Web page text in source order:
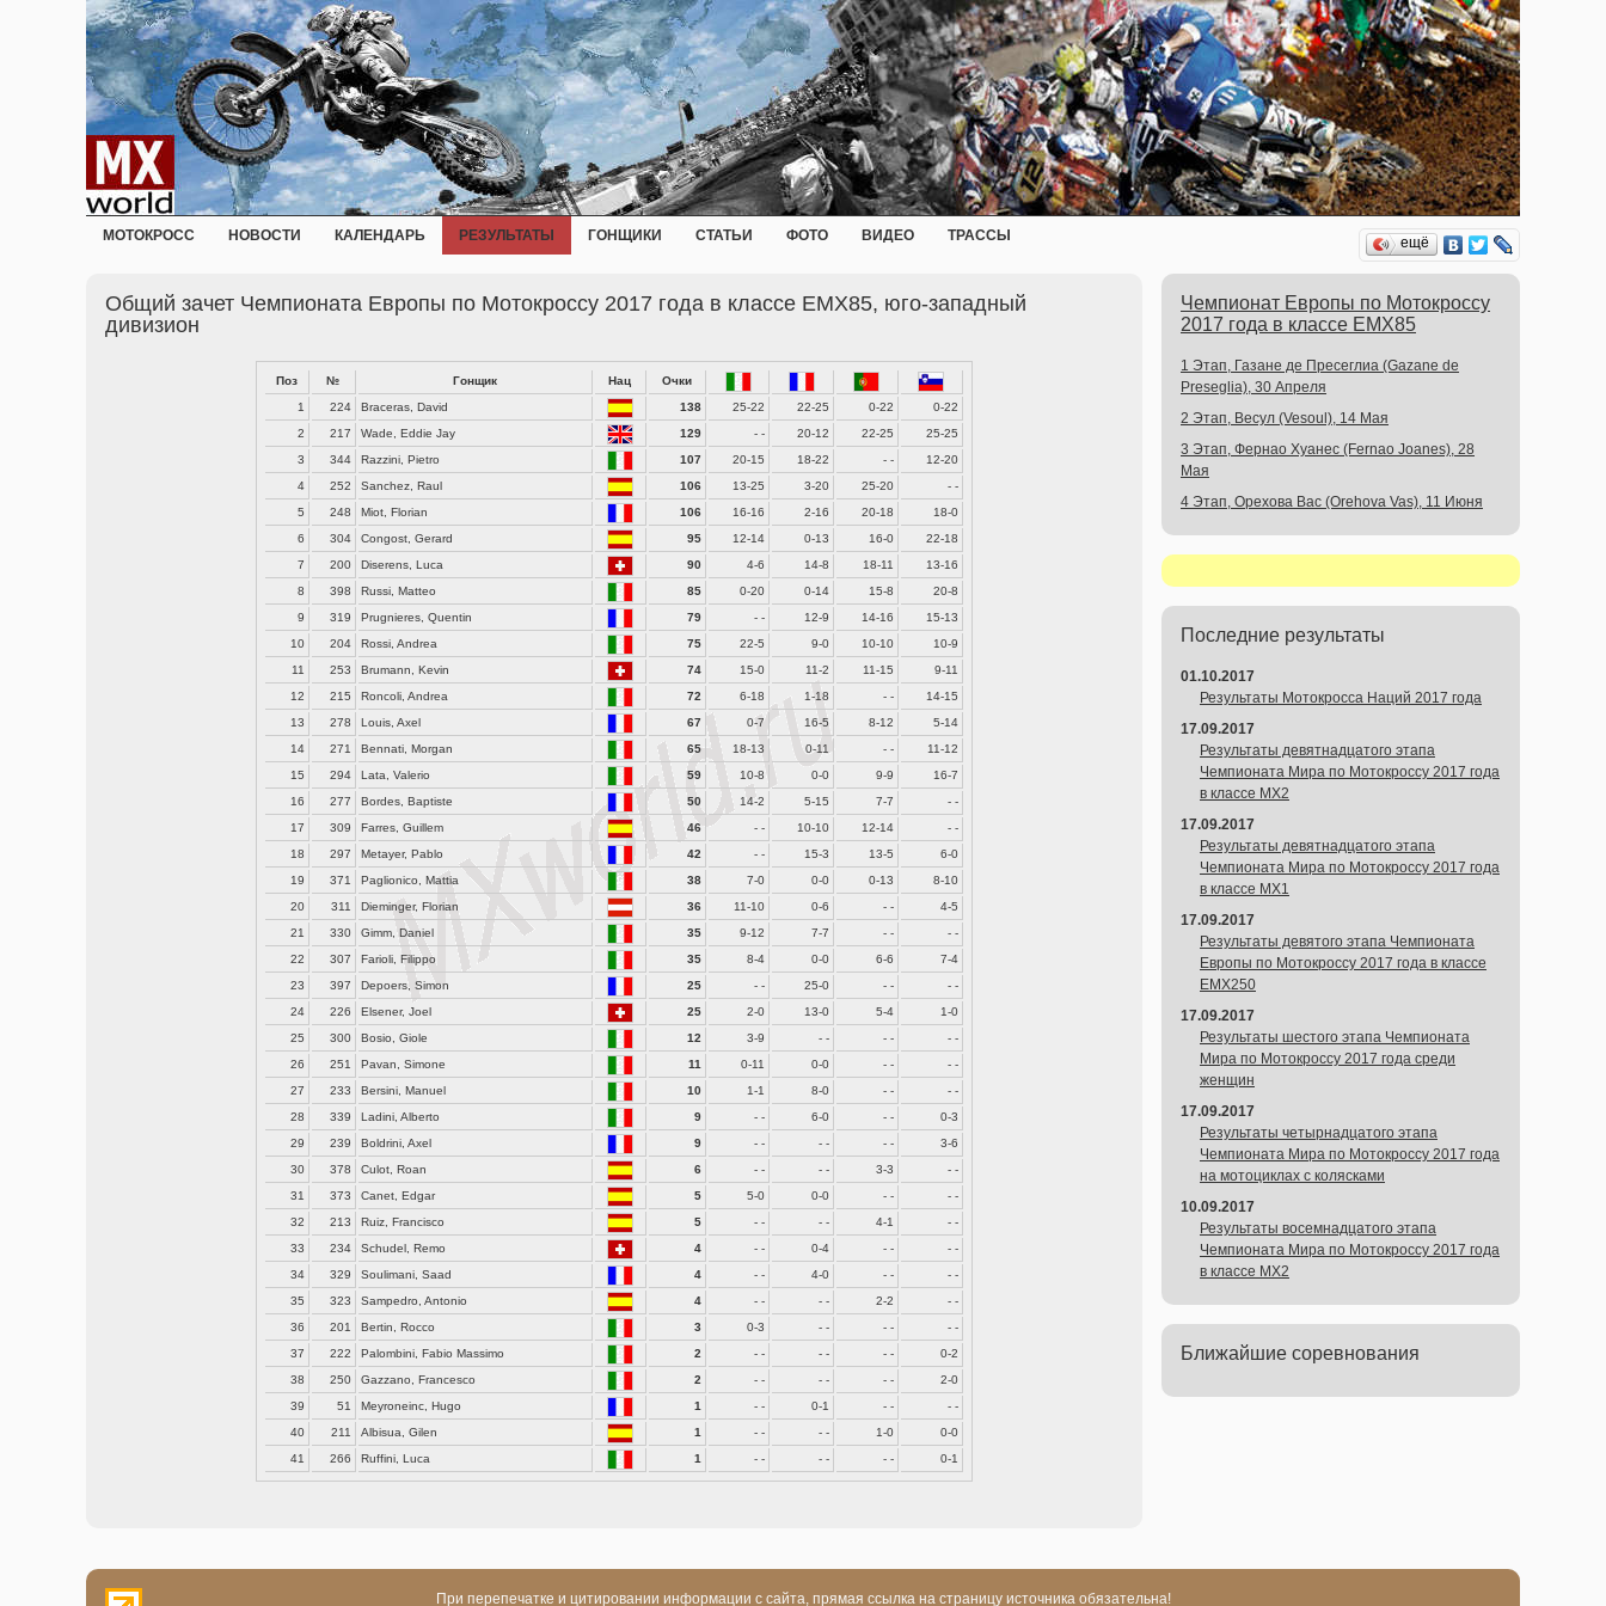
МОТОКРОСС НОВОСТИ КАЛЕНДАРЬ РЕЗУЛЬТАТЫ ГОНЩИКИ СТАТЬИ ФОТО ВИДЕО ТРАССЫ ещё
Общий зачет Чемпионата Европы по Мотокроссу 2017 года в классе EMX85, юго-западный
дивизион
Поз № Гонщик Нац
Очки
1
224 Braceras, David 138 25-22 22-25 0-22
0-22
2
217 Wade, Eddie Jay 129 - - 20-12 22-25
25-25
3
344 Razzini, Pietro 107 20-15 18-22 - -
12-20
4
252 Sanchez, Raul 106 13-25 3-20 25-20
- -
5
248 Miot, Florian 106 16-16 2-16 20-18
18-0
6
304 Congost, Gerard 95 12-14 0-13 16-0
22-18
7
200 Diserens, Luca 90 4-6 14-8 18-11
13-16
8
398 Russi, Matteo 85 0-20 0-14 15-8
20-8
9
319 Prugnieres, Quentin 79 - - 12-9 14-16
15-13
10
204 Rossi, Andrea 75 22-5 9-0 10-10
10-9
11
253 Brumann, Kevin 74 15-0 11-2 11-15
9-11
12
215 Roncoli, Andrea 72 6-18 1-18 - -
14-15
13
278 Louis, Axel 67 0-7 16-5 8-12
5-14
14
271 Bennati, Morgan 65 18-13 0-11 - -
11-12
15
294 Lata, Valerio 59 10-8 0-0 9-9
16-7
16
277 Bordes, Baptiste 50 14-2 5-15 7-7
- -
17
309 Farres, Guillem 46 - - 10-10 12-14
- -
18
297 Metayer, Pablo 42 - - 15-3 13-5
6-0
19
371 Paglionico, Mattia 38 7-0 0-0 0-13
8-10
20
311 Dieminger, Florian 36 11-10 0-6 - -
4-5
21
330 Gimm, Daniel 35 9-12 7-7 - -
- -
22
307 Farioli, Filippo 35 8-4 0-0 6-6
7-4
23
397 Depoers, Simon 25 - - 25-0 - -
- -
24
226 Elsener, Joel 25 2-0 13-0 5-4
1-0
25
300 Bosio, Giole 12 3-9 - - - -
- -
26
251 Pavan, Simone 11 0-11 0-0 - -
- -
27
233 Bersini, Manuel 10 1-1 8-0 - -
- -
28
339 Ladini, Alberto 9 - - 6-0 - -
0-3
29
239 Boldrini, Axel 9 - - - - - -
3-6
30
378 Culot, Roan 6 - - - - 3-3
- -
31
373 Canet, Edgar 5 5-0 0-0 - -
- -
32
213 Ruiz, Francisco 5 - - - - 4-1
- -
33
234 Schudel, Remo 4 - - 0-4 - -
- -
34
329 Soulimani, Saad 4 - - 4-0 - -
- -
35
323 Sampedro, Antonio 4 - - - - 2-2
- -
36
201 Bertin, Rocco 3 0-3 - - - -
- -
37
222 Palombini, Fabio Massimo 2 - - - - - -
0-2
38
250 Gazzano, Francesco 2 - - - - - -
2-0
39
51 Meyroneinc, Hugo 1 - - 0-1 - -
- -
40
211 Albisua, Gilen 1 - - - - 1-0
0-0
41
266 Ruffini, Luca 1 - - - - - - 0-1
Чемпионат Европы по Мотокроссу
2017 года в классе EMX85
1 Этап, Газане де Пресеглиа (Gazane de
Preseglia), 30 Апреля
2 Этап, Весул (Vesoul), 14 Мая
3 Этап, Фернао Хуанес (Fernao Joanes), 28
Мая
4 Этап, Орехова Вас (Orehova Vas), 11 Июня
Последние результаты
01.10.2017
Результаты Мотокросса Наций 2017 года
17.09.2017
Результаты девятнадцатого этапа
Чемпионата Мира по Мотокроссу 2017 года
в классе MX2
17.09.2017
Результаты девятнадцатого этапа
Чемпионата Мира по Мотокроссу 2017 года
в классе MX1
17.09.2017
Результаты девятого этапа Чемпионата
Европы по Мотокроссу 2017 года в классе
EMX250
17.09.2017
Результаты шестого этапа Чемпионата
Мира по Мотокроссу 2017 года среди
женщин
17.09.2017
Результаты четырнадцатого этапа
Чемпионата Мира по Мотокроссу 2017 года
на мотоциклах с колясками
10.09.2017
Результаты восемнадцатого этапа
Чемпионата Мира по Мотокроссу 2017 года
в классе MX2
Ближайшие соревнования
При перепечатке и цитировании информации с сайта, прямая ссылка на страницу источника обязательна!